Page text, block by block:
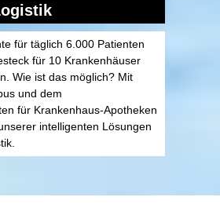
für täglich 6.000 Patienten
für 10 Krankenhäuser
Wie ist das möglich? Mit
und dem
für Krankenhaus-Apotheken
intelligenten Lösungen